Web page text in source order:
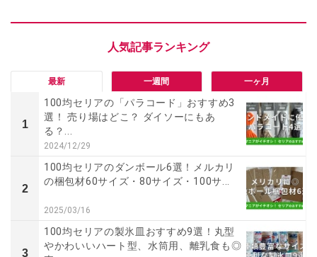
最新 一週間 一ヶ月
1
100均セリアの「パラコード」おすすめ3
選！ 売り場はどこ？ ダイソーにもあ
る？...
2024/12/29
2
100均セリアのダンボール6選！メルカリ
の梱包材60サイズ・80サイズ・100サ...
2025/03/16
3
100均セリアの製氷皿おすすめ9選！丸型
やかわいいハート型、水筒用、離乳食も◎